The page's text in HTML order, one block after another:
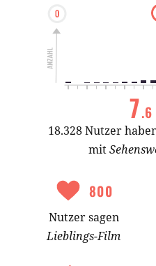
7.6
18.328 Nutzer
mit
800
Nutzersagen
Lieblings-Film